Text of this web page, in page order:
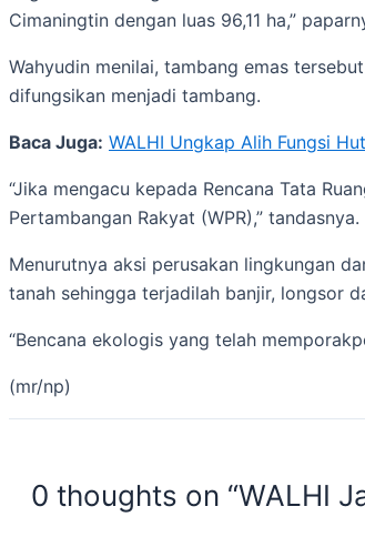
Cimaningtin dengan luas 96,11 ha,”
Wahyudin menilai, tambang emas
difungsikan menjadi tambang.
Baca Juga: WALHI Ungkap Alih Fungsi
“Jika mengacu kepada Rencana Tata
Pertambangan Rakyat (WPR),” tandasnya.
Menurutnya aksi perusakan lingkungan
tanah sehingga terjadilah banjir, longsor
“Bencana ekologis yang telah
(mr/np)
0 thoughts on “WALHI